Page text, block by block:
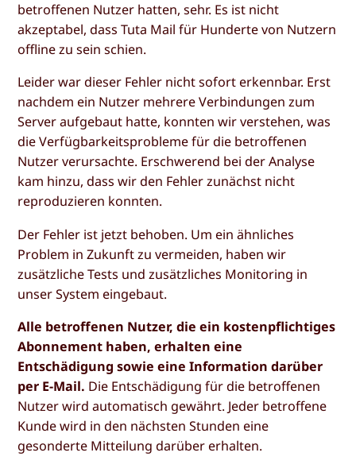
betroffenen Nutzer hatten, sehr. Es ist nicht
akzeptabel, dass Tuta Mail für Hunderte von Nutzern
offline zu sein schien.
Leider war dieser Fehler nicht sofort erkennbar. Erst
nachdem ein Nutzer mehrere Verbindungen zum
Server aufgebaut hatte, konnten wir verstehen, was
die Verfügbarkeitsprobleme für die betroffenen
Nutzer verursachte. Erschwerend bei der Analyse
kam hinzu, dass wir den Fehler zunächst nicht
reproduzieren konnten.
Der Fehler ist jetzt behoben. Um ein ähnliches
Problem in Zukunft zu vermeiden, haben wir
zusätzliche Tests und zusätzliches Monitoring in
unser System eingebaut.
Alle betroffenen Nutzer, die ein kostenpflichtiges
Abonnement haben, erhalten eine
Entschädigung sowie eine Information darüber
per E-Mail. Die Entschädigung für die betroffenen
Nutzer wird automatisch gewährt. Jeder betroffene
Kunde wird in den nächsten Stunden eine
gesonderte Mitteilung darüber erhalten.